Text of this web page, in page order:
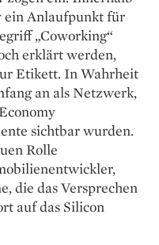
ein Anlaufpunkt für
„Coworking“
erklärt werden,
Etikett. In Wahrheit
an als Netzwerk,
sichtbar wurden.
Rolle
die das Versprechen
auf das Silicon